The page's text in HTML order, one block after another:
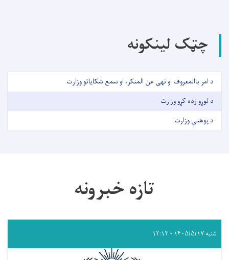
چټک لینکونه
د امر باالمعروف او نهی عن المنکر، او سمع شکایاتو وزارت
د لوړو زده کړو وزارت
د پوهنې وزارت
تازه خبرونه
شنبه ۱۴۰۵/۵/۱۷ - ۱۲:۱۳